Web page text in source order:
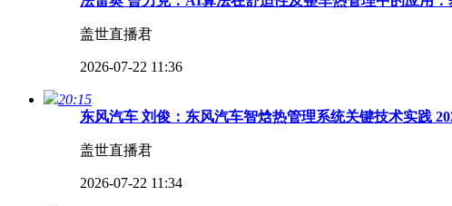
盖世直播君
2026-07-22 11:36
20:15
东风汽车 刘俊：东风汽车智焓热管理系统关键技术实践
盖世直播君
2026-07-22 11:34